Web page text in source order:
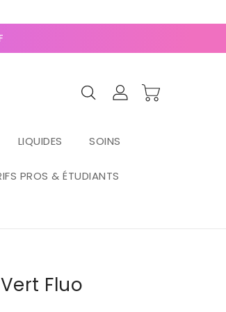
dès 70€ ⚡Paiement 2-4x Alma ⚡
LIQUIDES SOINS
PROS & ÉTUDIANTS
Fluo